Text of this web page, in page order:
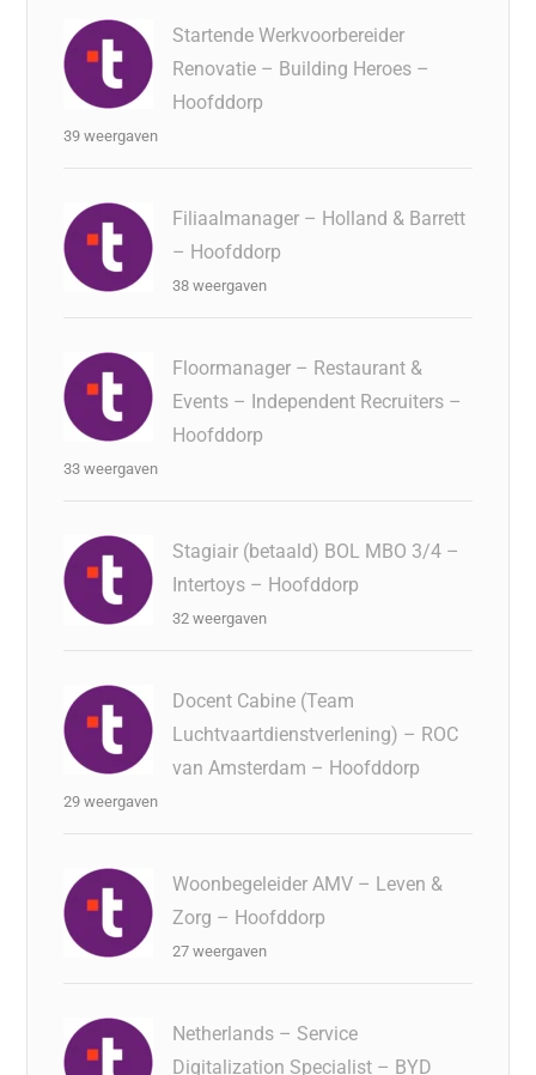
Startende Werkvoorbereider
Renovatie – Building Heroes –
Hoofddorp
39 weergaven
Filiaalmanager – Holland & Barrett
– Hoofddorp
38 weergaven
Floormanager – Restaurant &
Events – Independent Recruiters –
Hoofddorp
33 weergaven
Stagiair (betaald) BOL MBO 3/4 –
Intertoys – Hoofddorp
32 weergaven
Docent Cabine (Team
Luchtvaartdienstverlening) – ROC
van Amsterdam – Hoofddorp
29 weergaven
Woonbegeleider AMV – Leven &
Zorg – Hoofddorp
27 weergaven
Netherlands – Service
Digitalization Specialist – BYD